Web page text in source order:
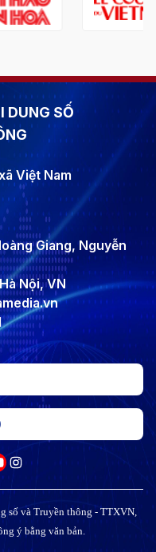
DUNG SỐ
Việt Nam
Giang, Nguyễn
Nội, VN
số và Truyền thông - TTXVN,
ý bằng văn bản.